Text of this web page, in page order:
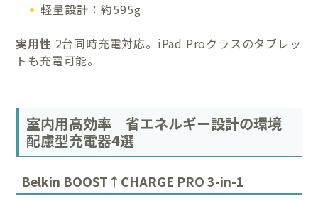
軽量設計：約595g
実用性 2台同時充電対応。iPad Proクラスのタブレッ
トも充電可能。
室内用高効率｜省エネルギー設計の環境
配慮型充電器4選
Belkin BOOST↑CHARGE PRO 3-in-1